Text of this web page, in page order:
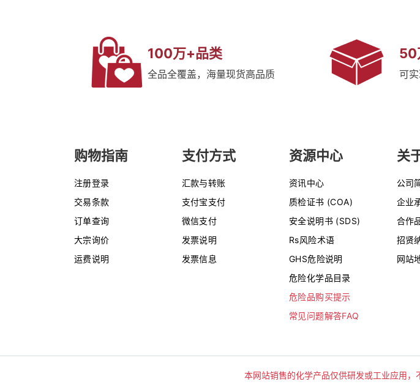
100万+品类
全品全覆盖，海量现货高品质
50
可
购物指南
注册登录
交易条款
订单查询
大宗询价
运费说明
支付方式
汇款与转账
支付宝支付
微信支付
发票说明
发票信息
资源中心
资讯中心
质检证书 (COA)
安全说明书 (SDS)
Rs风险术语
GHS危险说明
危险化学品目录
危险品购买提示
常见问题解答FAQ
关
公司
企业
合作
招贤
网站
本网站销售的化学产品仅供研发或工业应用，